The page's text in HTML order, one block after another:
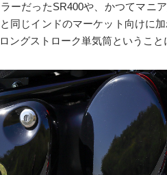
ーだったSR400や、かつてマニ
同じインドのマーケット向けに
ングストローク単気筒ということ